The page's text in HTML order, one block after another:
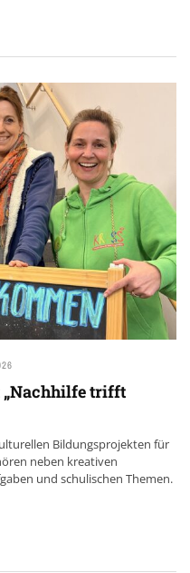
„Nachhilfe trifft
Bildungsprojekten für
neben kreativen
und schulischen Themen.